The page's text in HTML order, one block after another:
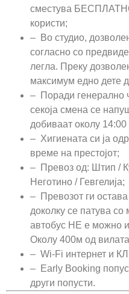
сместува
користи;
– Во студио,
согласно со
легла. Преку
максимум едно
– Поради генерално
секоја смена се
добиваат околу 14:00
– Хигиената си ја
време на престојот;
– Превоз од: Штип /
Неготино / Гевгелија;
– Превозот ги
доколку се патува со
автобус НЕ е можно и
Околу 400м од
– Wi-Fi интернет и
– Еarly Booking
други попусти.